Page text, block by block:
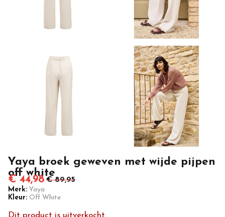
wijde
pijpen
white
Newlands
Casuals
Yaya broek geweven met wijde pijpen
off white
€ 44,98 € 89,95
Merk: Yaya
Kleur: Off White